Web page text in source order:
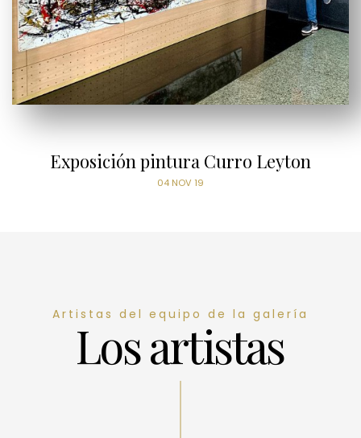
Exposición pintura Curro Leyton
04 NOV 19
Artistas del equipo de la galería
Los artistas